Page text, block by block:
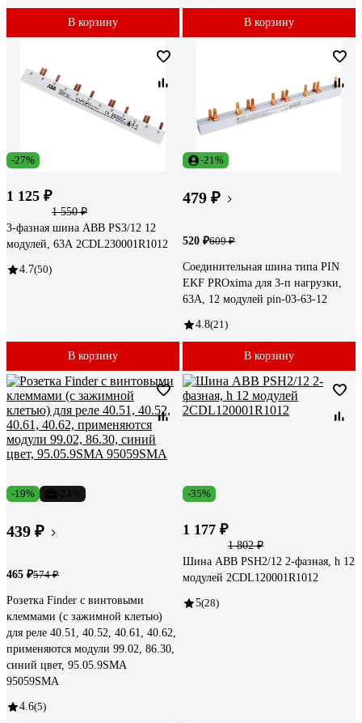
В корзину В корзину
-27%
1 125 ₽
1 550 ₽
3-фазная шина ABB PS3/12 12
модулей, 63А 2CDL230001R1012
4.7(50)
В корзину
-21%
479 ₽
520 ₽609 ₽
Соединительная шина типа PIN
EKF PROxima для 3-п нагрузки,
63А, 12 модулей pin-03-63-12
4.8(21)
В корзину
-19%
439 ₽
465 ₽574 ₽
Розетка Finder с винтовыми
клеммами (с зажимной клетью)
для реле 40.51, 40.52, 40.61, 40.62,
применяются модули 99.02, 86.30,
синий цвет, 95.05.9SMA
95059SMA
4.6(5)
-35%
1 177 ₽
1 802 ₽
Шина ABB PSH2/12 2-фазная, h 12
модулей 2CDL120001R1012
5(28)